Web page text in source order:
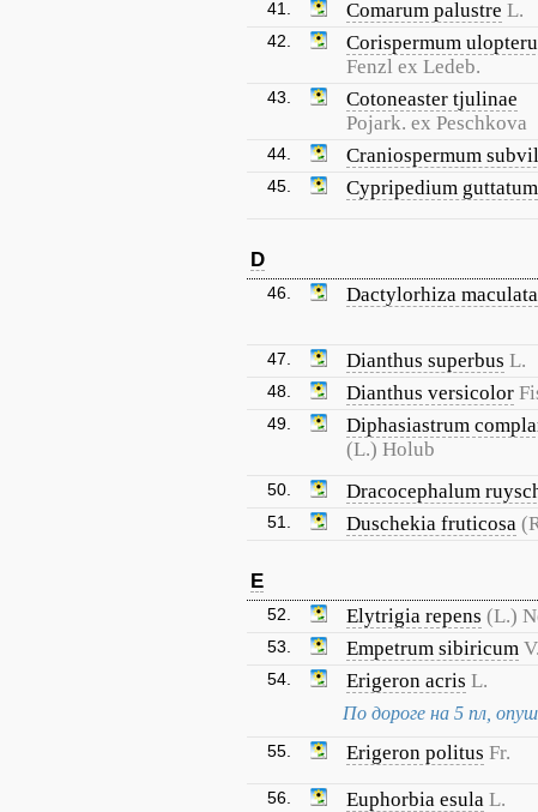
41.
Comarum palustre L.
42.
Corispermum
Fenzl ex Ledeb.
43.
Cotoneaster tjulinae
Pojark. ex Peschkova
44. Craniospermum
45.
Cypripedium guttatum
D
46. Dactylorhiza maculata
47.
Dianthus superbus L.
48.
Dianthus versicolor
49.
Diphasiastrum
(L.) Holub
50.
Dracocephalum
51.
Duschekia fruticosa
E
52. Elytrigia repens (L.)
53.
Empetrum sibiricum
54.
Erigeron acris L.
По дороге на 5 пл,
55. Erigeron politus Fr.
56.
Euphorbia esula L.